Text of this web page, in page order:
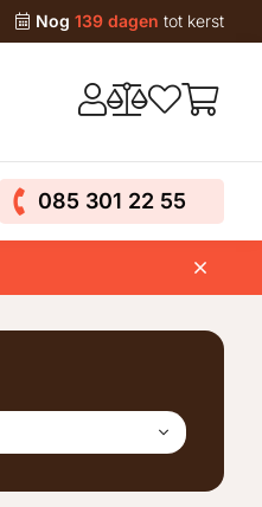
Nog 139 dagen tot kerst
085 301 22 55